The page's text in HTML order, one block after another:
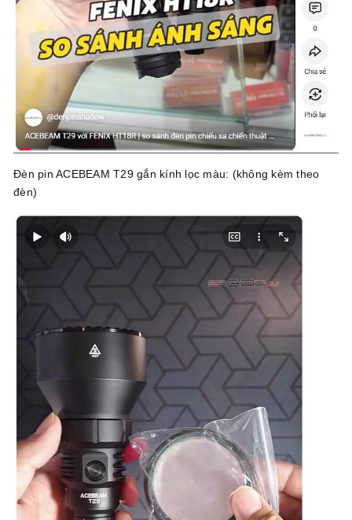
Đèn pin ACEBEAM T29 gắn kính lọc màu: (không kèm theo
đèn)